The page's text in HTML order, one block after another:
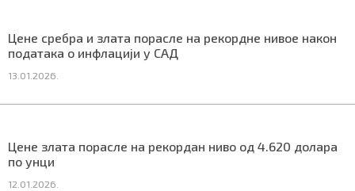
Цене сребра и злата порасле на рекордне нивое након
података о инфлацији у САД
13.01.2026.
Цене злата порасле на рекордан ниво од 4.620 долара
по унци
12.01.2026.